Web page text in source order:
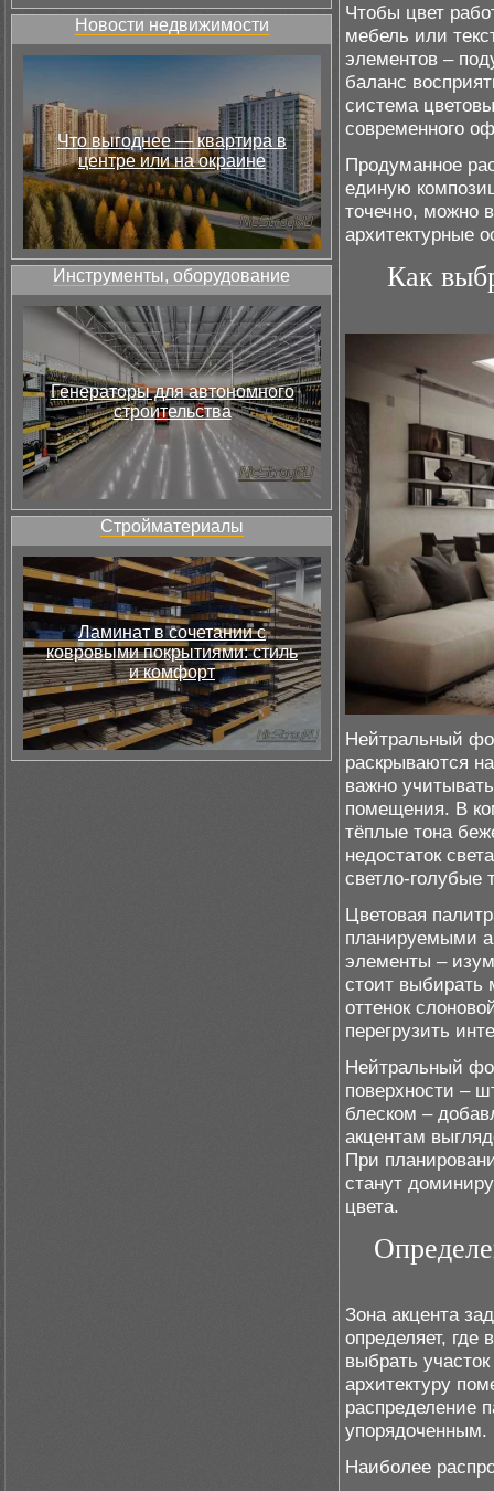
Новости недвижимости
Что выгоднее — квартира в
центре или на окраине
Инструменты, оборудование
Генераторы для автономного
строительства
Стройматериалы
Ламинат в сочетании с
ковровыми покрытиями: стиль
и комфорт
Чтобы цвет
мебель или
элементов –
баланс
система
современного
Продуманное
единую
точечно, можно
архитектурные
Как
Нейтральный
раскрываются
важно
помещения. В
тёплые тона
недостаток
светло-голубые
Цветовая
планируемыми
элементы –
стоит выбирать
оттенок
перегрузить
Нейтральный
поверхности –
блеском –
акцентам
При
станут
цвета.
Зона акцента
определяет,
выбрать
архитектуру
распределение
упорядоченным.
Наиболее